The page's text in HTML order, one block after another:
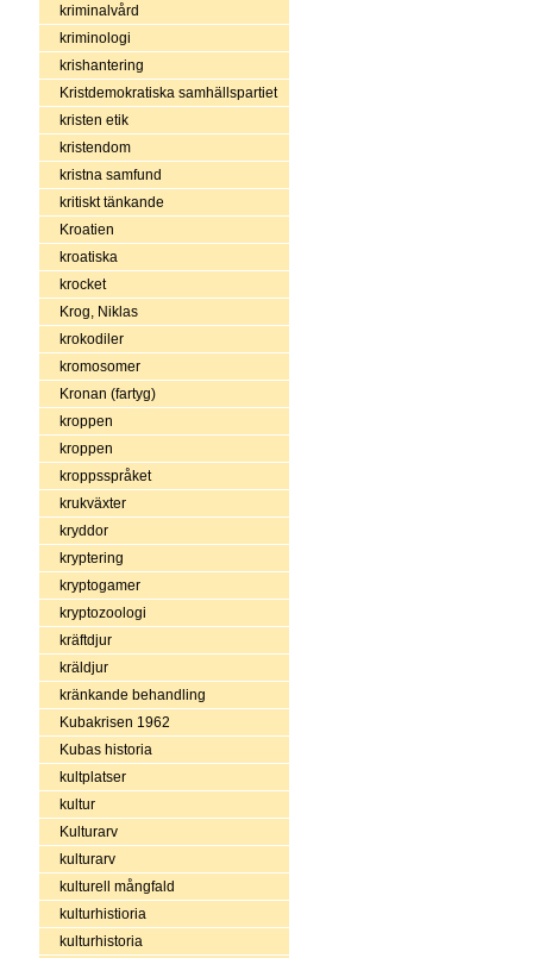
kriminalvård
kriminologi
krishantering
Kristdemokratiska samhällspartiet
kristen etik
kristendom
kristna samfund
kritiskt tänkande
Kroatien
kroatiska
krocket
Krog, Niklas
krokodiler
kromosomer
Kronan (fartyg)
kroppen
kroppen
kroppsspråket
krukväxter
kryddor
kryptering
kryptogamer
kryptozoologi
kräftdjur
kräldjur
kränkande behandling
Kubakrisen 1962
Kubas historia
kultplatser
kultur
Kulturarv
kulturarv
kulturell mångfald
kulturhistioria
kulturhistoria